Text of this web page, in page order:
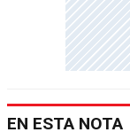
EN ESTA NOTA